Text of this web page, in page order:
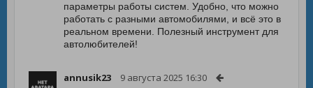
параметры работы систем. Удобно, что можно
работать с разными автомобилями, и всё это в
реальном времени. Полезный инструмент для
автолюбителей!
annusik23 9 августа 2025 16:30